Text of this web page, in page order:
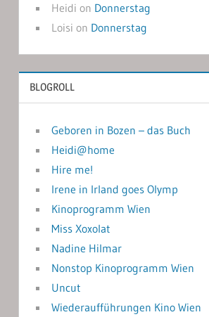
Heidi on Donnerstag
Loisi on Donnerstag
BLOGROLL
Geboren in Bozen – das Buch
Heidi@home
Hire me!
Irene in Irland goes Olymp
Kinoprogramm Wien
Miss Xoxolat
Nadine Hilmar
Nonstop Kinoprogramm Wien
Uncut
Wiederaufführungen Kino Wien